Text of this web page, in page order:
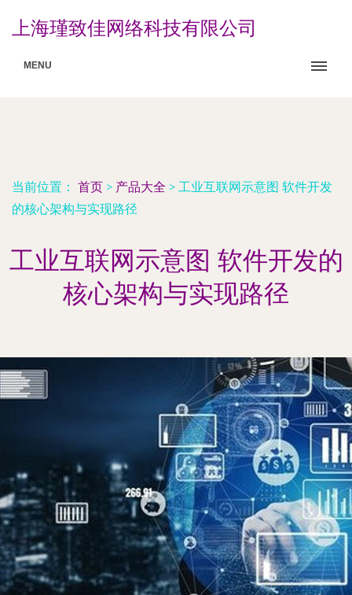
上海瑾致佳网络科技有限公司
MENU
当前位置： 首页 > 产品大全 > 工业互联网示意图 软件开发
的核心架构与实现路径
工业互联网示意图 软件开发的
核心架构与实现路径